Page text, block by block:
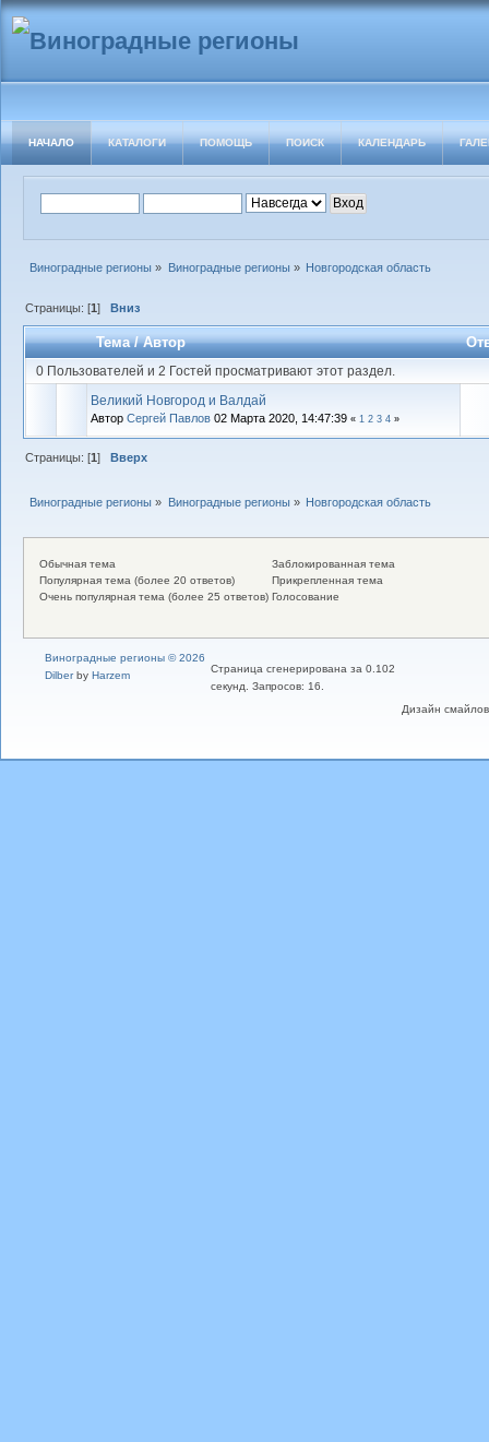
НАЧАЛО КАТАЛОГИ ПОМОЩЬ ПОИСК КАЛЕНДАРЬ
Виноградные регионы » Виноградные регионы » Новгородская область
Страницы: [1] Вниз
Тема/Автор
0 Пользователей и 2 Гостей просматривают этот раздел.
Великий Новгород и Валдай
Автор Cергей Павлов 02 Марта 2020, 14:47:39 « 1 2 3 4 »
Страницы: [1]Вверх
Виноградные регионы » Виноградные регионы» Новгородская область
Обычная тема
Популярная тема (более 20 ответов)
Очень популярная тема (более 25 ответов)
Заблокированная тема
Прикрепленная тема
Голосование
Дизайн
Виноградные регионы © 2026
Dilberby Harzem
Страница сгенерирована за 0.102
секунд. Запросов: 16.